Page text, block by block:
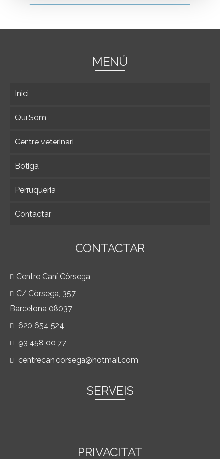
MENÚ
Inici
Qui Som
Centre veterinari
Botiga
Perruqueria
Contactar
CONTACTAR
Centre Caní Còrsega
C/ Còrsega, 357
Barcelona 08037
620 654 524
93 458 00 77
centrecanicorsega@hotmail.com
SERVEIS
PRIVACITAT